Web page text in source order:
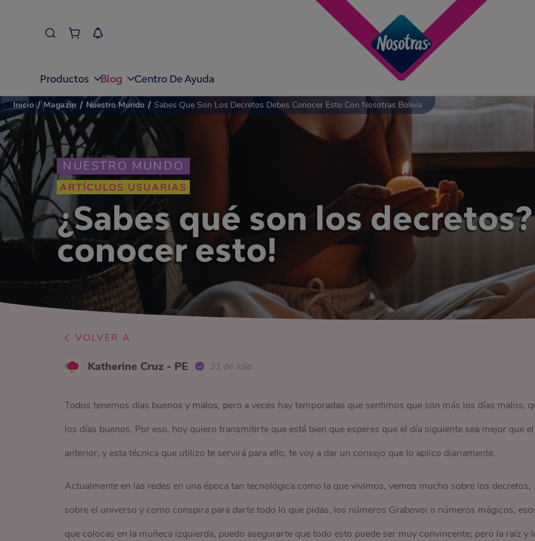
Productos Blog Centro De Ayuda
NUESTRO MUNDO
ARTÍCULOS USUARIAS
¿Sabes qué son los decretos?
conocer esto!
Inicio / Magazin / Nuestro Mundo / Sabes Que Son Los Decretos Debes Conocer Esto Con Nosotras Bolivia
VOLVER A
Katherine Cruz - PE 31 de Julio
Todos tenemos días buenos y malos, pero a veces hay temporadas que sentimos que son más los días malos,
los días buenos. Por eso, hoy quiero transmitirte que está bien que esperes que el día siguiente sea mejor que el
anterior, y esta técnica que utilizo te servirá para ello, te voy a dar un consejo que lo aplico diariamente.
Actualmente en las redes en una época tan tecnológica como la que vivimos, vemos mucho sobre los decretos,
sobre el universo y como conspira para darte todo lo que pidas, los números Grabovoi o números mágicos,
que colocas en la muñeca izquierda, puedo asegurarte que todo esto puede ser muy convincente; pero la raíz y